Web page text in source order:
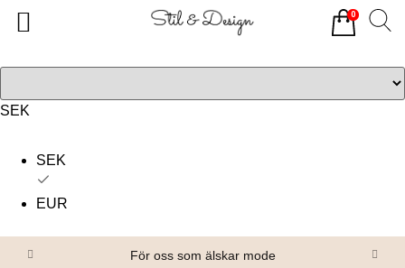
SEK
SEK
EUR
För oss som älskar mode
0
Alla produkter
Om oss